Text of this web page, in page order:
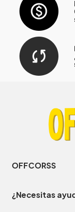
OFFCORSS
¿Necesitas